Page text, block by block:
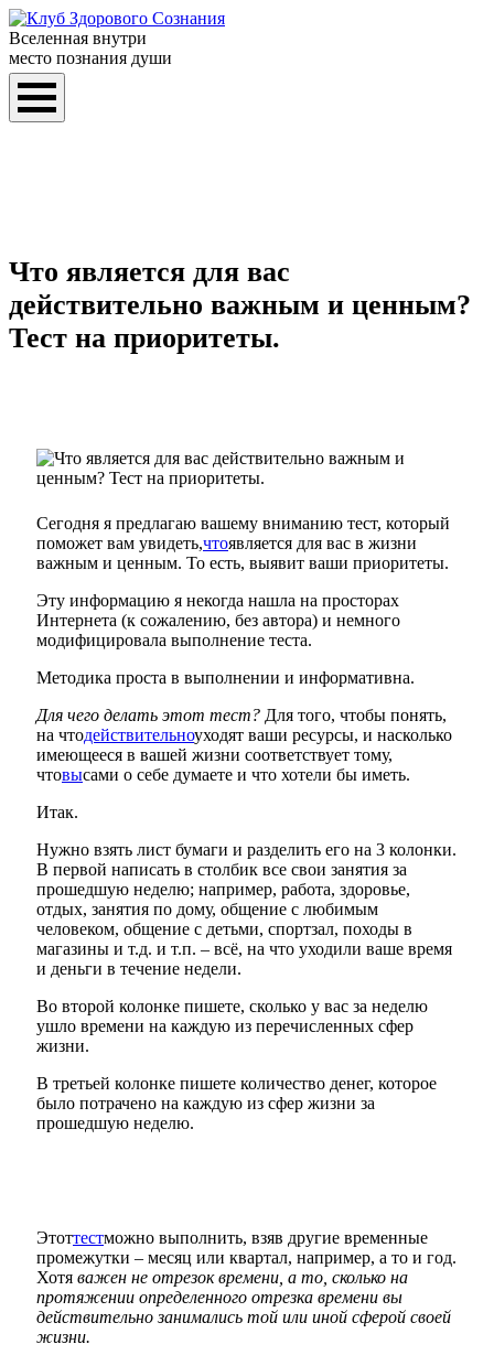
Вселенная внутри
место познания души
Что является для вас
действительно важным и ценным?
Тест на приоритеты.
Сегодня я предлагаю вашему вниманию тест, который
поможет вам увидеть,чтоявляется для вас в жизни
важным и ценным. То есть, выявит ваши приоритеты.
Эту информацию я некогда нашла на просторах
Интернета (к сожалению, без автора) и немного
модифицировала выполнение теста.
Методика проста в выполнении и информативна.
Для чего делать этот тест? Для того, чтобы понять,
на чтодействительноуходят ваши ресурсы, и насколько
имеющееся в вашей жизни соответствует тому,
чтовысами о себе думаете и что хотели бы иметь.
Итак.
Нужно взять лист бумаги и разделить его на 3 колонки.
В первой написать в столбик все свои занятия за
прошедшую неделю; например, работа, здоровье,
отдых, занятия по дому, общение с любимым
человеком, общение с детьми, спортзал, походы в
магазины и т.д. и т.п. – всё, на что уходили ваше время
и деньги в течение недели.
Во второй колонке пишете, сколько у вас за неделю
ушло времени на каждую из перечисленных сфер
жизни.
В третьей колонке пишете количество денег, которое
было потрачено на каждую из сфер жизни за
прошедшую неделю.
Этоттестможно выполнить, взяв другие временные
промежутки – месяц или квартал, например, а то и год.
Хотя важен не отрезок времени, а то, сколько на
протяжении определенного отрезка времени вы
действительно занимались той или иной сферой своей
жизни.